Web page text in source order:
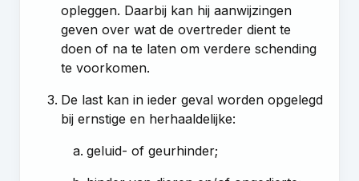
opleggen. Daarbij kan hij aanwijzingen
geven over wat de overtreder dient te
doen of na te laten om verdere schending
te voorkomen.
De last kan in ieder geval worden opgelegd
bij ernstige en herhaaldelijke:
geluid- of geurhinder;